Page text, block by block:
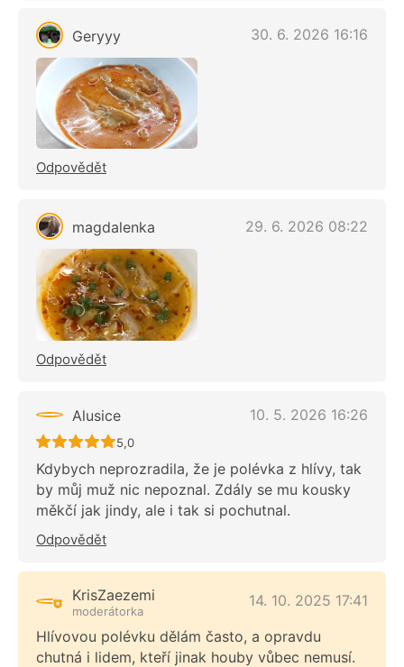
Geryyy 30. 6. 2026 16:16
Odpovědět
magdalenka 29. 6. 2026 08:22
Odpovědět
Alusice 10. 5. 2026 16:26
Recept ještě nebyl hodnocen
5,0
Kdybych neprozradila, že je polévka z hlívy, tak
by můj muž nic nepoznal. Zdály se mu kousky
měkčí jak jindy, ale i tak si pochutnal.
Odpovědět
KrisZaezemi
moderátorka
14. 10. 2025 17:41
Hlívovou polévku dělám často, a opravdu
chutná i lidem, kteří jinak houby vůbec nemusí.